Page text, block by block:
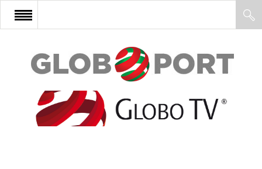
FŐOLDAL
AFRIKA